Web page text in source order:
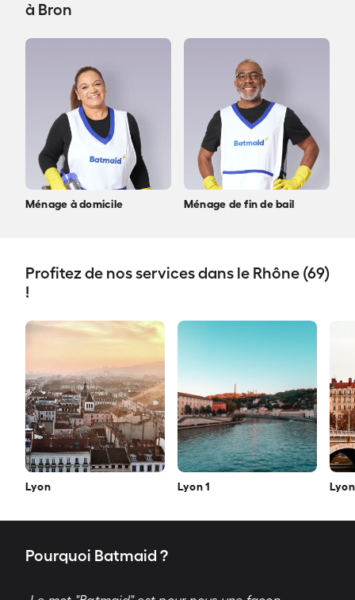
à Bron
Ménage à domicile Ménage de fin de bail
Profitez de nos services dans le Rhône (69)
!
Lyon Lyon 1
Pourquoi Batmaid ?